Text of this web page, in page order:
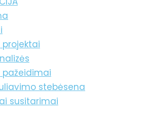
projektai
pažeidimai
stebėsena
susitarimai